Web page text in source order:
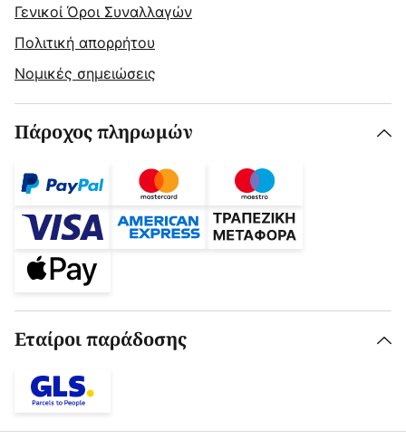
Γενικοί Όροι Συναλλαγών
Πολιτική απορρήτου
Νομικές σημειώσεις
Πάροχος πληρωμών
Εταίροι παράδοσης